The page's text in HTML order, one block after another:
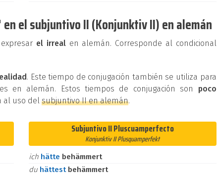
el subjuntivo II (Konjunktiv II) en alemán
el irrealen alemán. Corresponde al condicional
. Este tiempo de conjugación también se utiliza para
en alemán. Estos tiempos de conjugación son poco
al uso del subjuntivo II en alemán.
Subjuntivo II Pluscuamperfecto
Konjunktiv II Plusquamperfekt
ich hätte behämmert
du hättest behämmert